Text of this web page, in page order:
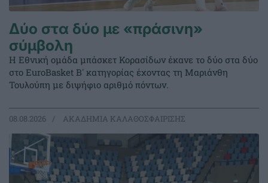
Δύο στα δύο με «πράσινη»
σύμβολη
Η Εθνική ομάδα μπάσκετ Κορασίδων έκανε το δύο στα δύο
στο EuroBasket Β' κατηγορίας έχοντας τη Μαριάνθη
Τουλούπη με διψήφιο αριθμό πόντων.
08.08.2026 ΑΚΑΔΗΜΙΑ ΚΑΛΑΘΟΣΦΑΙΡΙΣΗΣ